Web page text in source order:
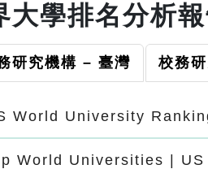
大學排名分析
研究機構 – 臺灣 校務
World University
World Universities |